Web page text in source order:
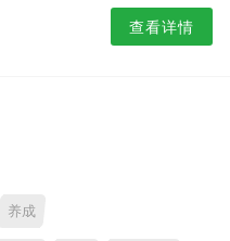
查看详情
养成